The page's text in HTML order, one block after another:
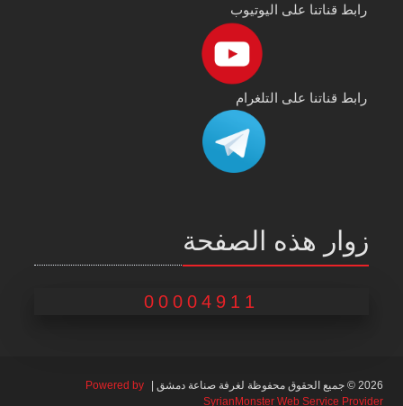
رابط قناتنا على اليوتيوب
رابط قناتنا على التلغرام
زوار هذه الصفحة
00004911
2026 © جميع الحقوق محفوظة لغرفة صناعة دمشق |
Powered by
SyrianMonster Web Service Provider